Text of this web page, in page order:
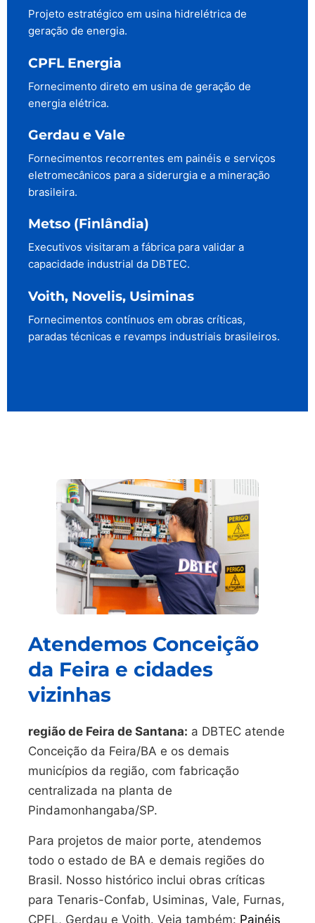
Projeto estratégico em usina hidrelétrica de
geração de energia.
CPFL Energia
Fornecimento direto em usina de geração de
energia elétrica.
Gerdau e Vale
Fornecimentos recorrentes em painéis e serviços
eletromecânicos para a siderurgia e a mineração
brasileira.
Metso (Finlândia)
Executivos visitaram a fábrica para validar a
capacidade industrial da DBTEC.
Voith, Novelis, Usiminas
Fornecimentos contínuos em obras críticas,
paradas técnicas e revamps industriais brasileiros.
Atendemos Conceição
da Feira e cidades
vizinhas
região de Feira de Santana: a DBTEC atende
Conceição da Feira/BA e os demais
municípios da região, com fabricação
centralizada na planta de
Pindamonhangaba/SP.
Para projetos de maior porte, atendemos
todo o estado de BA e demais regiões do
Brasil. Nosso histórico inclui obras críticas
para Tenaris-Confab, Usiminas, Vale, Furnas,
CPFL, Gerdau e Voith. Veja também: Painéis